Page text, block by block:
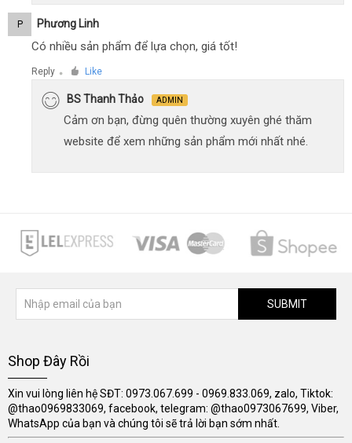
P Phương Linh
Có nhiều sản phẩm để lựa chọn, giá tốt!
Reply ● Like
BS Thanh Thảo ADMIN
Cảm ơn bạn, đừng quên thường xuyên ghé thăm
website để xem những sản phẩm mới nhất nhé.
SUBMIT
Shop Đây Rồi
Xin vui lòng liên hệ SĐT: 0973.067.699 - 0969.833.069, zalo, Tiktok:
@thao0969833069, facebook, telegram: @thao0973067699, Viber,
WhatsApp của bạn và chúng tôi sẽ trả lời bạn sớm nhất.